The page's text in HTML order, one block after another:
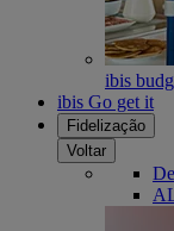
ibis
ibis Go get it
Fidelização
Voltar